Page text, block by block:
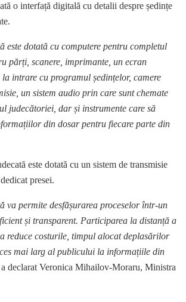
o interfață digitală cu detalii despre ședințe
este dotată cu computere pentru completul
părți, scanere, imprimante, un ecran
intrare cu programul ședințelor, camere
un sistem audio prin care sunt chemate
judecătoriei, dar și instrumente care să
din dosar pentru fiecare parte din
este dotată cu un sistem de transmisie
presei.
va permite desfășurarea proceselor într-un
și transparent. Participarea la distanță a
reduce costurile, timpul alocat deplasărilor
mai larg al publicului la informațiile din
a declarat Veronica Mihailov-Moraru, Ministra